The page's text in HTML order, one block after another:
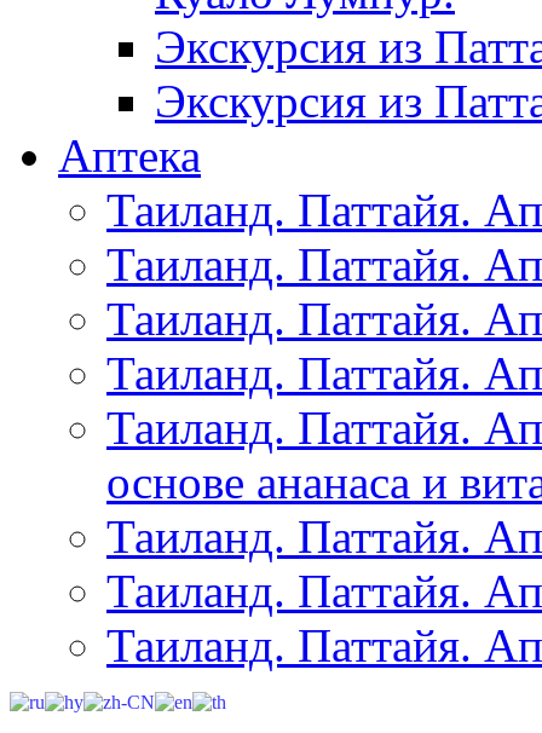
Экскурсия из
Экскурсия из
Аптека
Таиланд. Паттайя.
Таиланд. Паттайя.
Таиланд. Паттайя.
Таиланд. Паттайя.
Таиланд. Паттайя.
основе ананаса и
Таиланд. Паттайя.
Таиланд. Паттайя.
Таиланд. Паттайя.